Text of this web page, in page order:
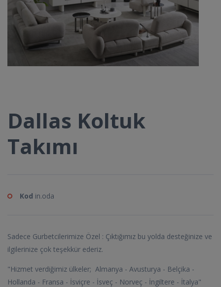
Dallas Koltuk
Takımı
Kod in.oda
Sadece Gurbetcilerimize Özel : Çıktığımız bu yolda desteğinize ve
ilgilerinize çok teşekkür ederiz.
"Hizmet verdiğimiz ülkeler; Almanya - Avusturya - Belçika -
Hollanda - Fransa - İsviçre - İsveç - Norveç - İngiltere - İtalya"